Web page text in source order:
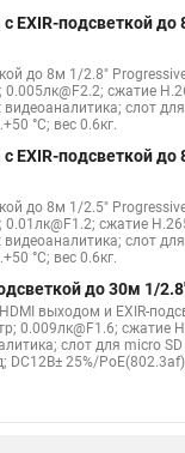
подсветкой до
до 8м 1/2.8"
0.005лк@F2.2; сжатие
видеоаналитика; слот
°C; вес 0.6кг.
подсветкой до
до 8м 1/2.5"
0.01лк@F1.2; сжатие
видеоаналитика; слот
°C; вес 0.6кг.
до 30м 1/
выходом и EXIR-
0.009лк@F1.6; сжатие
слот для
25%/